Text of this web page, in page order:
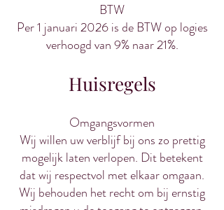
BTW
Per 1 januari 2026 is de BTW op logies
verhoogd van 9% naar 21%.
​Huisregels
Omgangsvormen
Wij willen uw verblijf bij ons zo prettig
mogelijk laten verlopen. Dit betekent
dat wij respectvol met elkaar omgaan.
Wij behouden het recht om bij ernstig